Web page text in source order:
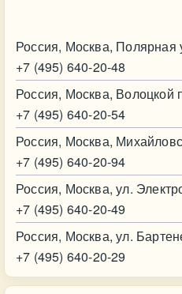
Россия, Москва, Полярная
+7 (495) 640-20-48
Россия, Москва, Волоцкой
+7 (495) 640-20-54
Россия, Москва,
+7 (495) 640-20-94
Россия, Москва, ул.
+7 (495) 640-20-49
Россия, Москва, ул.
+7 (495) 640-20-29